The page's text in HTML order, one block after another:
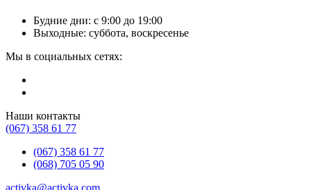
Будние дни: с 9:00 до 19:00
Выходные: суббота, воскресенье
Мы в социальных сетях:
Наши контакты
(067) 358 61 77
(067) 358 61 77
(068) 705 05 90
activka@activka.com